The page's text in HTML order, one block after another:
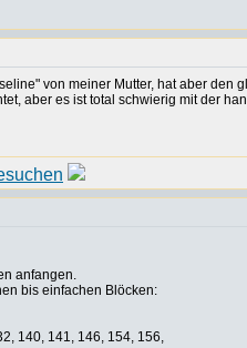
von meiner Mutter, hat aber den
aber es ist total schwierig mit der
anfangen.
bis einfachen Blöcken:
140, 141, 146, 154, 156,